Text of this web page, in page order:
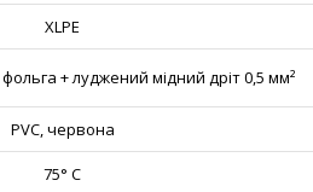
XLPE
+ луджений мідний дріт 0,5 мм²
PVC, червона
75° С